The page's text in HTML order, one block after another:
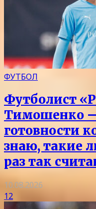
ФУТБОЛ
Футболист
Тимошенко
готовности
знаю, такие
раз так
10.08.2026
12